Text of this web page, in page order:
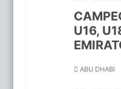
U16,
ABU DHABI